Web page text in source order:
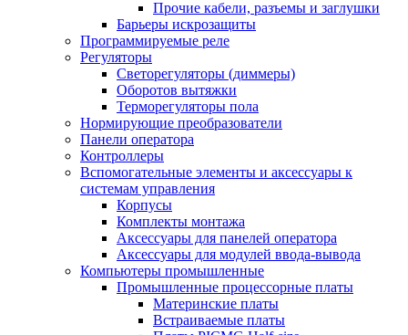
Прочие кабели, разъемы и заглушки
Барьеры искрозащиты
Программируемые реле
Регуляторы
Светорегуляторы (диммеры)
Оборотов вытяжки
Терморегуляторы пола
Нормирующие преобразователи
Панели оператора
Контроллеры
Вспомогательные элементы и аксессуары к
системам управления
Корпусы
Комплекты монтажа
Аксессуары для панелей оператора
Аксессуары для модулей ввода-вывода
Компьютеры промышленные
Промышленные процессорные платы
Материнские платы
Встраиваемые платы